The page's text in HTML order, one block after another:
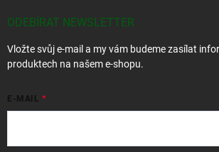
ODEBÍRAT NEWSLETTER
Vložte svůj e-mail a my vám budeme zasílat
produktech na našem e-shopu.
E-MAIL